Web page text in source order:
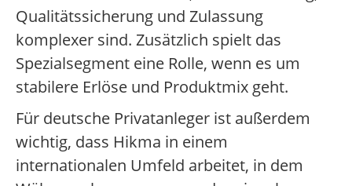
Qualitätssicherung und Zulassung
komplexer sind. Zusätzlich spielt das
Spezialsegment eine Rolle, wenn es um
stabilere Erlöse und Produktmix geht.
Für deutsche Privatanleger ist außerdem
wichtig, dass Hikma in einem
internationalen Umfeld arbeitet, in dem